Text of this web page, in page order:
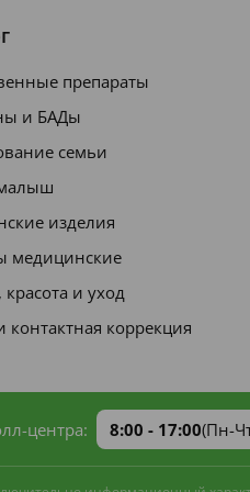
препараты
и БАДы
семьи
изделия
медицинские
красота и уход
контактная коррекция
центра: 8:00 - 17:00(Пн-